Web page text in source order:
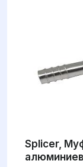
Splicer,